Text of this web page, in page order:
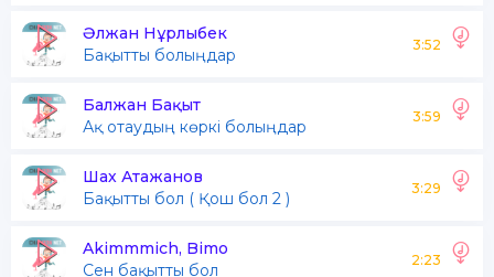
Әлжан Нұрлыбек
Бақытты болыңдар
3:52
Балжан Бақыт
Ақ отаудың көркі болыңдар
3:59
Шах Атажанов
Бақытты бол ( Қош бол 2 )
3:29
Akimmmich, Bimo
Сен бақытты бол
2:23